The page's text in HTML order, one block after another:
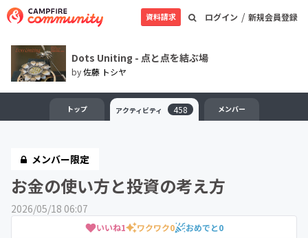
ログイン / 新規会員登録
資料請求
Dots Uniting - 点と点を結ぶ場
by佐藤 トシヤ
トップ アクティビティ 458 メンバー
メンバー限定
お金の使い方と投資の考え方
2026/05/18 06:07
いいね1 ワクワク0 おめでと0